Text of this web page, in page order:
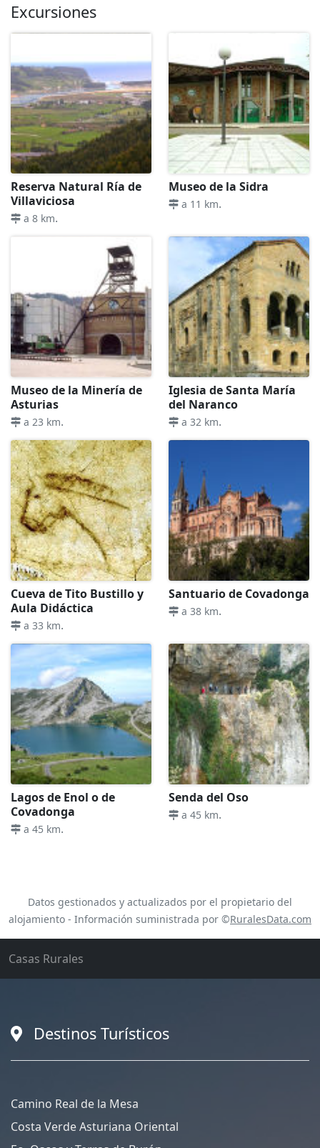
Excursiones
Reserva Natural Ría de
Villaviciosa
a 8 km.
Museo de la Sidra
a 11 km.
Museo de la Minería de
Asturias
a 23 km.
Iglesia de Santa María
del Naranco
a 32 km.
Cueva de Tito Bustillo y
Aula Didáctica
a 33 km.
Santuario de Covadonga
a 38 km.
Lagos de Enol o de
Covadonga
a 45 km.
Senda del Oso
a 45 km.
Datos gestionados y actualizados por el propietario del
alojamiento - Información suministrada por ©RuralesData.com
Casas Rurales
Destinos Turísticos
Camino Real de la Mesa
Costa Verde Asturiana Oriental